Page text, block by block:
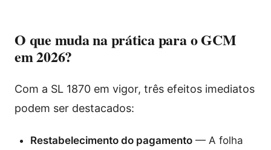
O que muda na prática para o GCM
em 2026?
Com a SL 1870 em vigor, três efeitos imediatos
podem ser destacados:
Restabelecimento do pagamento— A folha